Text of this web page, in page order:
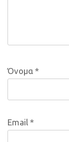
Όνομα *
Email *